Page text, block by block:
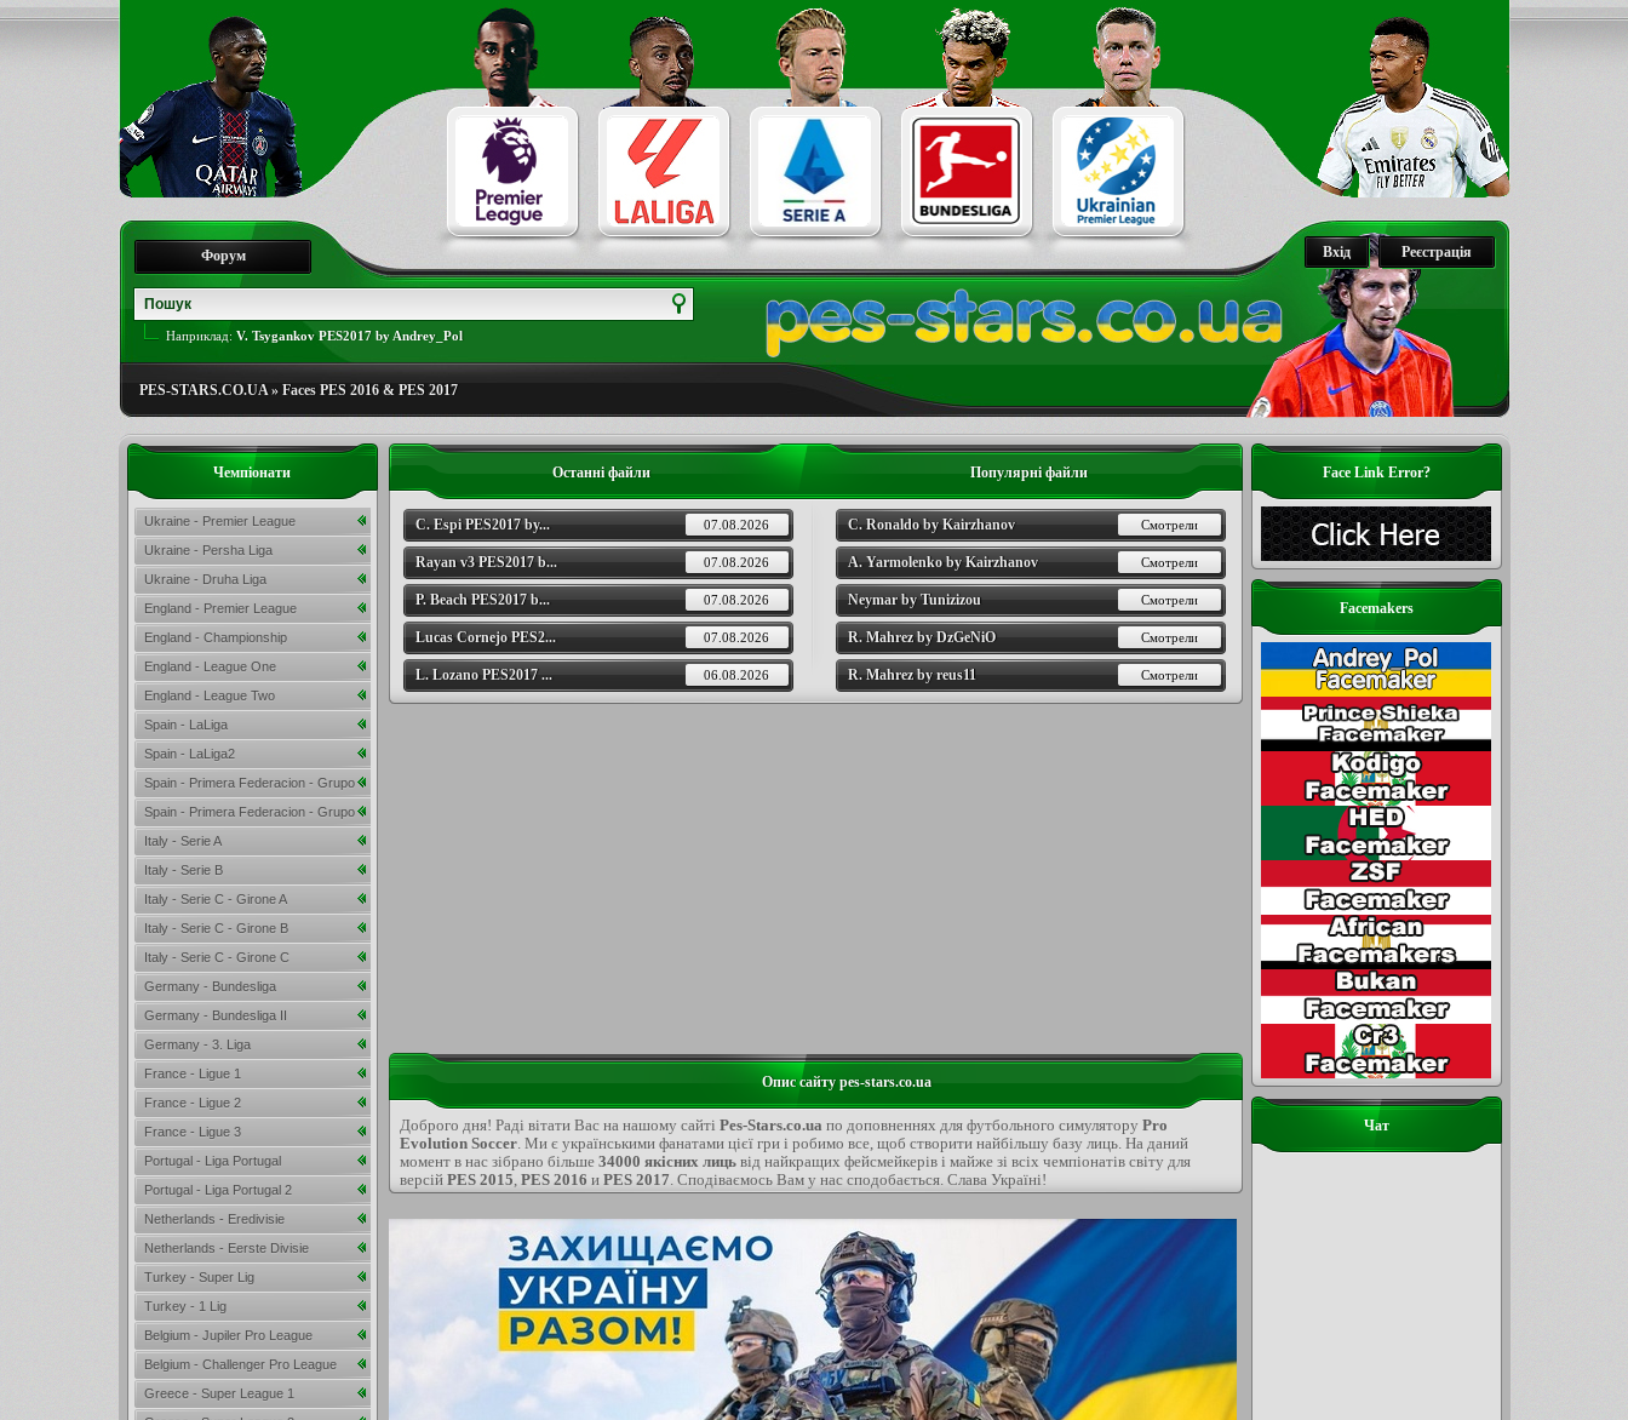
Реєстрація
Вхід
Форум
Наприклад: V. Tsygankov PES2017 by Andrey_Pol
PES-STARS.CO.UA» Faces PES 2016 & PES 2017
Останні файли Популярні файли
07.08.2026
C. Espi PES2017 by...
07.08.2026
Rayan v3 PES2017 b...
07.08.2026
P. Beach PES2017 b...
07.08.2026
Lucas Cornejo PES2...
06.08.2026
L. Lozano PES2017 ...
Смотрели
996994
C. Ronaldo by Kairzhanov
Смотрели
947833
A. Yarmolenko by Kairzhanov
Смотрели
890491
Neymar by Tunizizou
Смотрели
886425
R. Mahrez by DzGeNiO
Смотрели
778500
R. Mahrez by reus11
Опис сайту pes-stars.co.ua
Доброго дня! Раді вітати Вас на нашому сайті Pes-Stars.co.ua по доповненнях для футбольного симулятору Pro
Evolution Soccer. Ми є українськими фанатами цієї гри і робимо все, щоб створити найбільшу базу лиць. На даний
момент в нас зібрано більше 34000 якісних лицьвід найкращих фейсмейкерів і майже зі всіх чемпіонатів світу для
версій PES 2015, PES 2016 и PES 2017. Сподіваємось Вам у нас сподобається. Слава Україні!
Face Link Error?
Facemakers
Чат
Чемпіонати
Ukraine - Premier League
Ukraine - Persha Liga
Ukraine - Druha Liga
England - Premier League
England - Championship
England - League One
England - League Two
Spain - LaLiga
Spain - LaLiga2
Spain - Primera Federacion - Grupo
ISpain - Primera Federacion - Grupo
II
Italy - Serie A
Italy - Serie B
Italy - Serie C - Girone A
Italy - Serie C - Girone B
Italy - Serie C - Girone C
Germany - Bundesliga
Germany - Bundesliga II
Germany - 3. Liga
France - Ligue 1
France - Ligue 2
France - Ligue 3
Portugal - Liga Portugal
Portugal - Liga Portugal 2
Netherlands - Eredivisie
Netherlands - Eerste Divisie
Turkey - Super Lig
Turkey - 1 Lig
Belgium - Jupiler Pro League
Belgium - Challenger Pro League
Greece - Super League 1